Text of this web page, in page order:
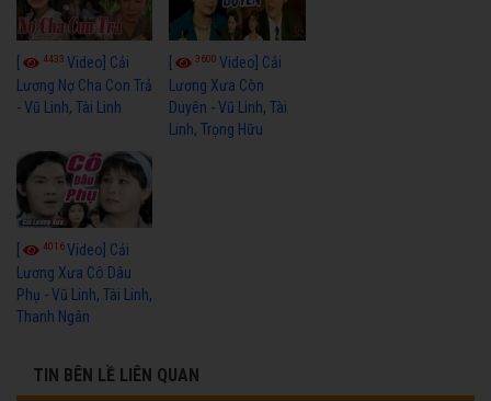
4433 Video] Cải
Lương Nợ Cha Con Trả
- Vũ Linh, Tài Linh
3600Video] Cải
Lương Xưa Còn
Duyên - Vũ Linh, Tài
Linh, Trọng Hữu
[ 4016Video] Cải
Lương Xưa Cô Dâu
Phụ - Vũ Linh, Tài Linh,
Thanh Ngân
TIN BÊN LỀ LIÊN QUAN